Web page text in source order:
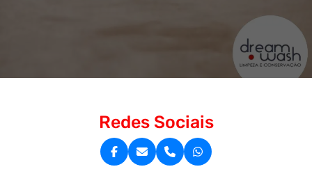
Redes Sociais